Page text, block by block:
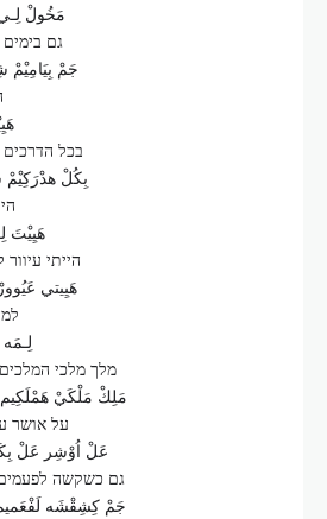
مَخُولْ
גם
جَمْ
בכל
بِكُلْ
هَيِيْتَ
הייתי
هَيِيتي
מלך מלכי
مَلِكْ مَلْكَيْ
על אושר
عَلْ اُوْشِر عَلْ
גם כשקשה
جَمْ كِشِقْشَه